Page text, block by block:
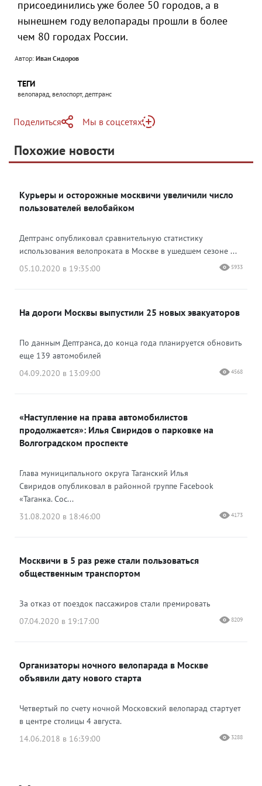
присоединились уже более 50 городов, а в
нынешнем году велопарады прошли в более
чем 80 городах России.
Автор: Иван Сидоров
ТЕГИ
велопарад, велоспорт, дептранс
Поделиться
Telegram
Одноклассники
Мы в соцсетях
Яндекс Дзен
Похожие новости
Курьеры и осторожные москвичи увеличили число
пользователей велобайком
Дептранс опубликовал сравнительную статистику
использования велопроката в Москве в ушедшем сезоне ...
05.10.2020 в 19:35:00
5933
На дороги Москвы выпустили 25 новых эвакуаторов
По данным Дептранса, до конца года планируется обновить
еще 139 автомобилей
04.09.2020 в 13:09:00
4568
«Наступление на права автомобилистов
продолжается»: Илья Свиридов о парковке на
Волгоградском проспекте
Глава муниципального округа Таганский Илья
Свиридов опубликовал в районной группе Facebook
«Таганка. Сос...
31.08.2020 в 18:46:00
4173
Москвичи в 5 раз реже стали пользоваться
общественным транспортом
За отказ от поездок пассажиров стали премировать
07.04.2020 в 19:17:00
8209
Организаторы ночного велопарада в Москве
объявили дату нового старта
Четвертый по счету ночной Московский велопарад стартует
в центре столицы 4 августа.
14.06.2018 в 16:39:00
3288